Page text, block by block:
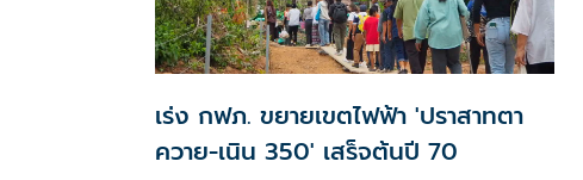
เร่ง กฟภ. ขยายเขตไฟฟ้า 'ปราสาทตา
ควาย-เนิน 350' เสร็จต้นปี 70